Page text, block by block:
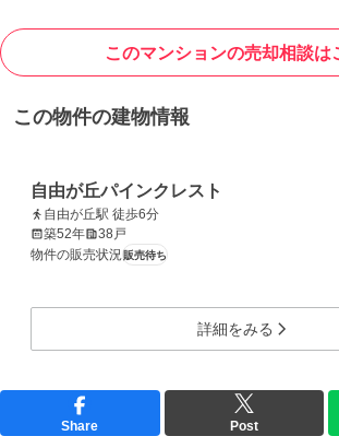
このマンションの売却相談は
この物件の建物情報
自由が丘パインクレスト
自由が丘駅 徒歩6分
築52年
38戸
物件の販売状況販売待ち
詳細をみる
Share Post